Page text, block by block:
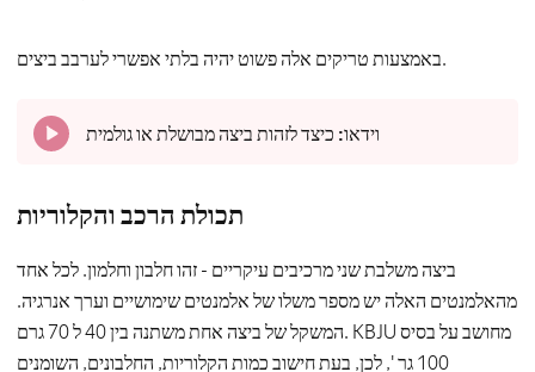
באמצעות טריקים אלה פשוט יהיה בלתי אפשרי לערבב ביצים.
וידאו: כיצד לזהות ביצה מבושלת או גולמית
תכולת הרכב והקלוריות
ביצה משלבת שני מרכיבים עיקריים - זהו חלבון וחלמון. לכל אחד
מהאלמנטים האלה יש מספר משלו של אלמנטים שימושיים וערך אנרגיה.
המשקל של ביצה אחת משתנה בין 40 ל 70 גרם. KBJU מחושב על בסיס
100 גר ', לכן, בעת חישוב כמות הקלוריות, החלבונים, השומנים